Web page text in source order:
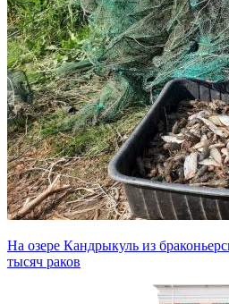
На озере Кандрыкуль из
тысяч раков